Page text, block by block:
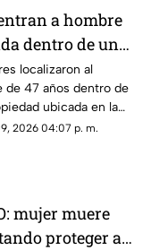
a hombre
dentro de una
en Sacramento;
localizaron al
de 47 años dentro de
ubicada en la
al norte
2026 04:07 p. m.
mujer muere
proteger a